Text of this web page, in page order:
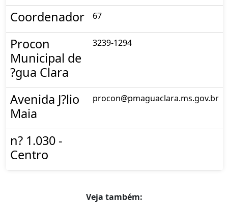
Coordenador 67
Procon
Municipal de
?gua Clara
3239-1294
Avenida J?lio
Maia
procon@pmaguaclara.ms.gov.br
n? 1.030 -
Centro
Veja também: